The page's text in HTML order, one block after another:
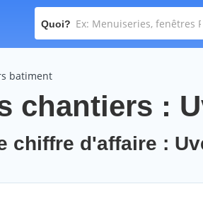
Quoi?
batiment
chantiers :
chiffre d'affaire :